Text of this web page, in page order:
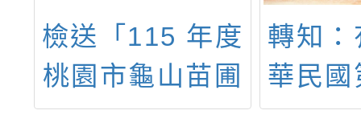
檢送「115 年度
桃園市龜山苗圃
綠環境生態園區
轉知
華民
屆世